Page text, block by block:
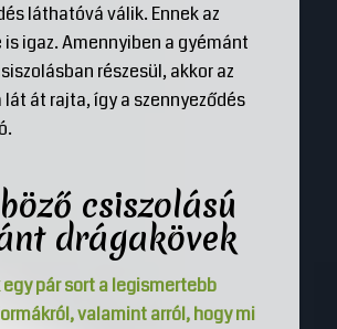
láthatóvá válik. Ennek az
igaz. Amennyiben a gyémánt
részesül, akkor az
lát át rajta, így a szennyeződés
csiszolású
drágakövek
pár sort a legismertebb
valamint arról, hogy mi